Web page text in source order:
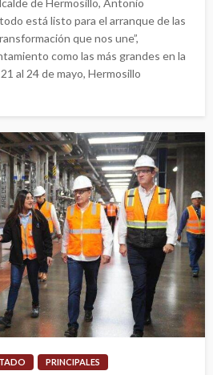
está listo para el arranque de las
que nos une”,
como las más grandes en la
al 24 de mayo, Hermosillo
PRINCIPALES